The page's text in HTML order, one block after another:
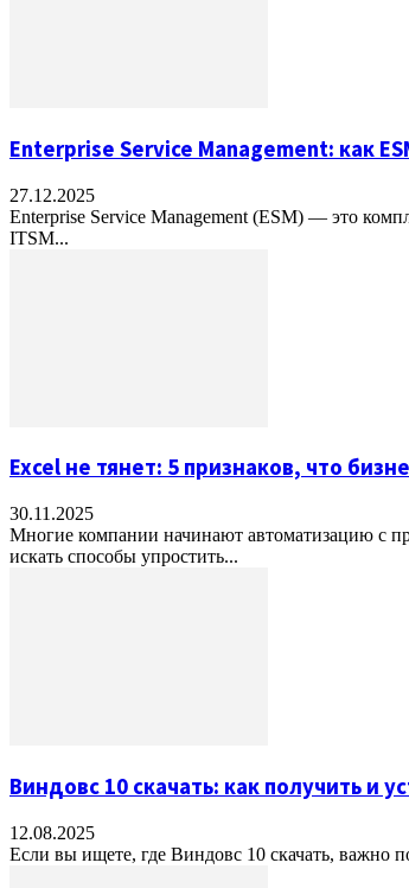
Enterprise Service Management: как
27.12.2025
Enterprise Service Management (ESM) — это
ITSM...
Excel не тянет: 5 признаков, что
30.11.2025
Многие компании начинают автоматизацию с
искать способы упростить...
Виндовс 10 скачать: как получить и
12.08.2025
Если вы ищете, где Виндовс 10 скачать, важно